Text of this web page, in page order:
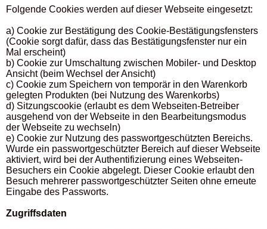
Folgende Cookies werden auf dieser Webseite eingesetzt:
a) Cookie zur Bestätigung des Cookie-Bestätigungsfensters
(Cookie sorgt dafür, dass das Bestätigungsfenster nur ein
Mal erscheint)
b) Cookie zur Umschaltung zwischen Mobiler- und Desktop
Ansicht (beim Wechsel der Ansicht)
c) Cookie zum Speichern von temporär in den Warenkorb
gelegten Produkten (bei Nutzung des Warenkorbs)
d) Sitzungscookie (erlaubt es dem Webseiten-Betreiber
ausgehend von der Webseite in den Bearbeitungsmodus
der Webseite zu wechseln)
e) Cookie zur Nutzung des passwortgeschützten Bereichs.
Wurde ein passwortgeschützter Bereich auf dieser Webseite
aktiviert, wird bei der Authentifizierung eines Webseiten-
Besuchers ein Cookie abgelegt. Dieser Cookie erlaubt den
Besuch mehrerer passwortgeschützter Seiten ohne erneute
Eingabe des Passworts.
Zugriffsdaten